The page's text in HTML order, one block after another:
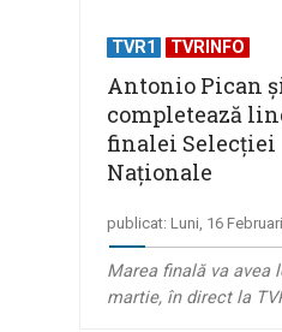
TVR1 TVRINFO
Antonio Pican
completează
finalei Selecției
Naționale
publicat: Luni, 16
Marea finală va avea
martie, în direct la